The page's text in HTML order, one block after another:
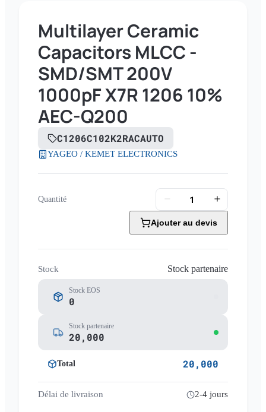
Multilayer Ceramic
Capacitors MLCC -
SMD/SMT 200V
1000pF X7R 1206 10%
AEC-Q200
C1206C102K2RACAUTO
YAGEO / KEMET ELECTRONICS
Quantité
Ajouter au devis
Stock Stock partenaire
Stock EOS
0
Stock partenaire
20,000
Total 20,000
Délai de livraison 2-4 jours